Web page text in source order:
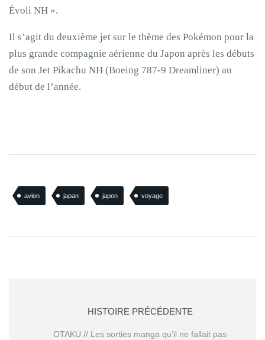
Évoli NH ».
Il s’agit du deuxième jet sur le thème des Pokémon pour la
plus grande compagnie aérienne du Japon après les débuts
de son Jet Pikachu NH (Boeing 787-9 Dreamliner) au
début de l’année.
avion japan japon voyage
HISTOIRE PRÉCÉDENTE
OTAKU // Les sorties manga qu’il ne fallait pas